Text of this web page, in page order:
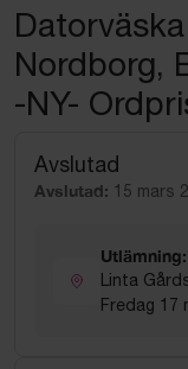
Nordborg,
-NY-
Avslutad
Avslutad: 15 mars
Utlämning:
Linta
Fredag 17